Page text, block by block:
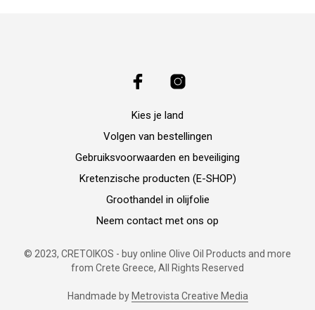
Kies je land
Volgen van bestellingen
Gebruiksvoorwaarden en beveiliging
Kretenzische producten (E-SHOP)
Groothandel in olijfolie
Neem contact met ons op
© 2023, CRETOIKOS - buy online Olive Oil Products and more
from Crete Greece, All Rights Reserved
Handmade by Metrovista Creative Media